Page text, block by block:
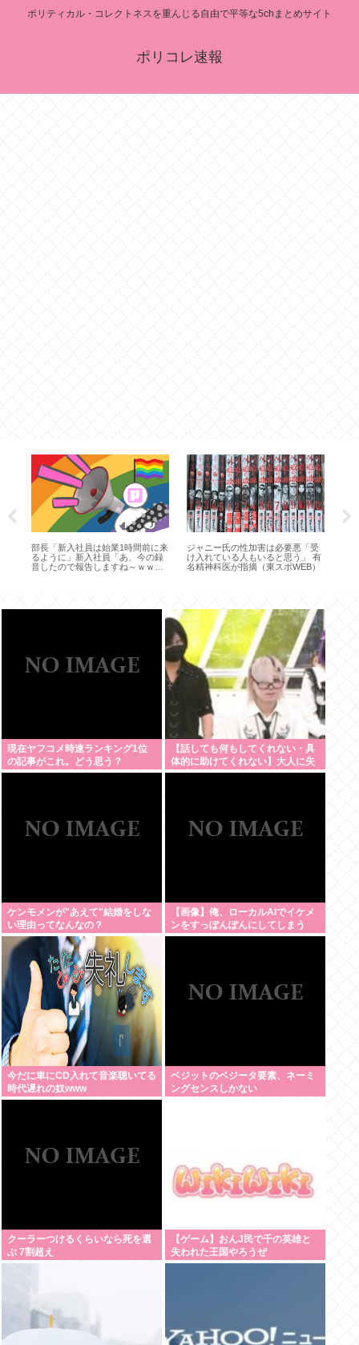
ポリティカル・コレクトネスを重んじる自由で平等な5chまとめサイト
ポリコレ速報
部長「新入社員は始業1時間前に来
るように」新入社員「あ、今の録
音したので報告しますね～ｗｗ
ジャニー氏の性加害は必要悪「受
け入れている人もいると思う」 有
名精神科医が指摘（東スポWEB）
現在ヤフコメ時速ランキング1位
の記事がこれ。どう思う？
【話しても何もしてくれない・具
体的に助けてくれない】大人に失
望感 トー横に集まる若者
ケンモメンが"あえて"結婚をしな
い理由ってなんなの？
【画像】俺、ローカルAIでイケメ
ンをすっぽんぽんにしてしまう
www
今だに車にCD入れて音楽聴いてる
時代遅れの奴www
ベジットのベジータ要素、ネーミ
ングセンスしかない
クーラーつけるくらいなら死を選
ぶ 7割超え
【ゲーム】おんJ民で千の英雄と
失われた王国やろうぜ